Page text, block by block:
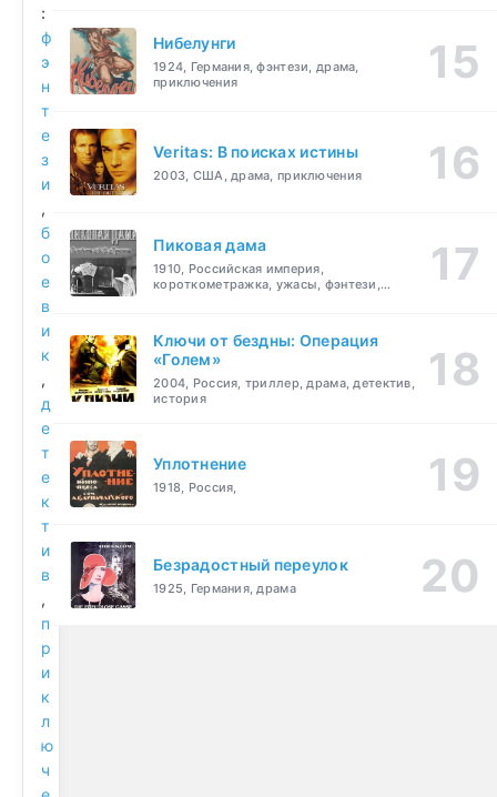
:
ф
э
н
т
е
з
и
,
б
о
е
в
и
к
,
д
е
т
е
к
т
и
в
,
п
р
и
к
л
ю
ч
Нибелунги
1924, Германия, фэнтези, драма,
приключения
Veritas: В поисках истины
2003, США, драма, приключения
Пиковая дама
1910, Российская империя,
короткометражка, ужасы, фэнтези,
Ключи от бездны: Операция
«Голем»
2004, Россия, триллер, драма, детектив,
история
Уплотнение
1918, Россия,
Безрадостный переулок
1925, Германия, драма